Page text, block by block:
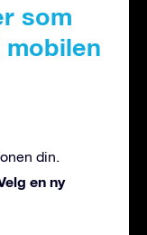
som
din.
en ny